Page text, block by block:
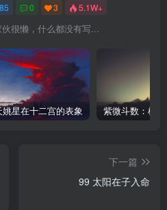
85 0 3 5.1W+
伙很懒，什么都没有写...
姚星在十二宫的表象 紫微斗数：机
下一篇
99 太阳在子入命